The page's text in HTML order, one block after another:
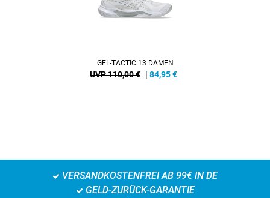
GEL-TACTIC 13 DAMEN
UVP 110,00 € | 84,95€
VERSANDKOSTENFREI AB 99€ IN DE
GELD-ZURÜCK-GARANTIE